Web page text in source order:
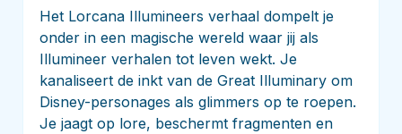
Het Lorcana Illumineers verhaal dompelt je
onder in een magische wereld waar jij als
Illumineer verhalen tot leven wekt. Je
kanaliseert de inkt van de Great Illuminary om
Disney-personages als glimmers op te roepen.
Je jaagt op lore, beschermt fragmenten en